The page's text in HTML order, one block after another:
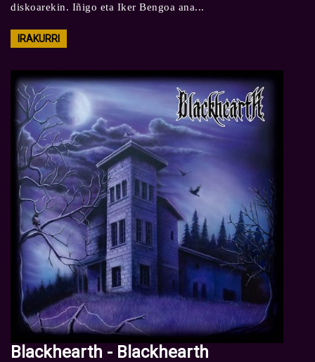
diskoarekin. Iñigo eta Iker Bengoa ana...
IRAKURRI
Blackhearth - Blackhearth